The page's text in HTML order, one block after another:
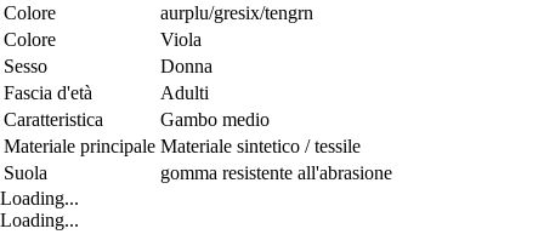
Colore
aurplu/gresix/tengrn
Colore
Viola
Sesso
Donna
Fascia d'età
Adulti
Caratteristica
Gambo medio
Materiale principale Materiale sintetico / tessile
Suola
gomma resistente all'abrasione
Loading...
Loading...